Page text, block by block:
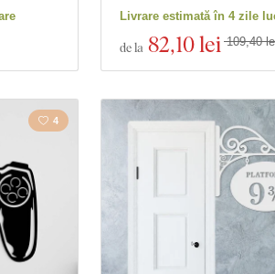
Livrare estimată în 4 zile
de la 82,10 lei 109,40
4